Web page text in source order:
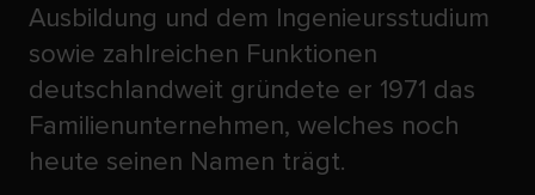
Ausbildung und dem Ingenieursstudium
sowie zahlreichen Funktionen
deutschlandweit gründete er 1971 das
Familienunternehmen, welches noch
heute seinen Namen trägt.